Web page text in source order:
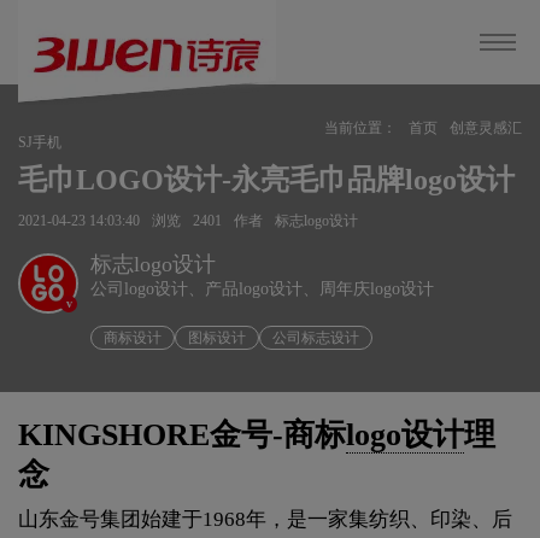
当前位置： 首页
创意灵感汇
SJ手机
毛巾LOGO设计-永亮毛巾品牌logo设计
2021-04-23 14:03:40 浏览 2401 作者 标志logo设计
v
标志logo设计
公司logo设计、产品logo设计、周年庆logo设计
商标设计 图标设计 公司标志设计
KINGSHORE金号-商标logo设计理
念
山东金号集团始建于1968年，是一家集纺织、印染、后